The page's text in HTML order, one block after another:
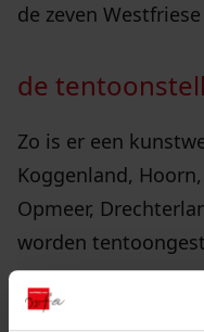
de zeven
de
Zo is er een
Koggenland,
Opmeer,
worden
De tentoonstelling